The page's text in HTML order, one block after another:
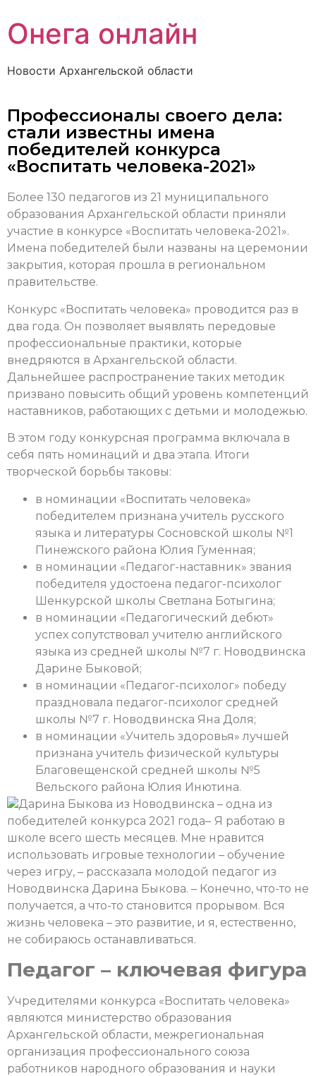
Онега онлайн
Новости Архангельской области
Профессионалы своего дела:
стали известны имена
победителей конкурса
«Воспитать человека-2021»
Более 130 педагогов из 21 муниципального
образования Архангельской области приняли
участие в конкурсе «Воспитать человека-2021».
Имена победителей были названы на церемонии
закрытия, которая прошла в региональном
правительстве.
Конкурс «Воспитать человека» проводится раз в
два года. Он позволяет выявлять передовые
профессиональные практики, которые
внедряются в Архангельской области.
Дальнейшее распространение таких методик
призвано повысить общий уровень компетенций
наставников, работающих с детьми и молодежью.
В этом году конкурсная программа включала в
себя пять номинаций и два этапа. Итоги
творческой борьбы таковы:
в номинации «Воспитать человека»
победителем признана учитель русского
языка и литературы Сосновской школы №1
Пинежского района Юлия Гуменная;
в номинации «Педагог-наставник» звания
победителя удостоена педагог-психолог
Шенкурской школы Светлана Ботыгина;
в номинации «Педагогический дебют»
успех сопутствовал учителю английского
языка из средней школы №7 г. Новодвинска
Дарине Быковой;
в номинации «Педагог-психолог» победу
праздновала педагог-психолог средней
школы №7 г. Новодвинска Яна Доля;
в номинации «Учитель здоровья» лучшей
признана учитель физической культуры
Благовещенской средней школы №5
Вельского района Юлия Инютина.
Дарина Быкова из Новодвинска – одна из
победителей конкурса 2021 года– Я работаю в
школе всего шесть месяцев. Мне нравится
использовать игровые технологии – обучение
через игру, – рассказала молодой педагог из
Новодвинска Дарина Быкова. – Конечно, что-то не
получается, а что-то становится прорывом. Вся
жизнь человека – это развитие, и я, естественно,
не собираюсь останавливаться.
Педагог – ключевая фигура
Учредителями конкурса «Воспитать человека»
являются министерство образования
Архангельской области, межрегиональная
организация профессионального союза
работников народного образования и науки